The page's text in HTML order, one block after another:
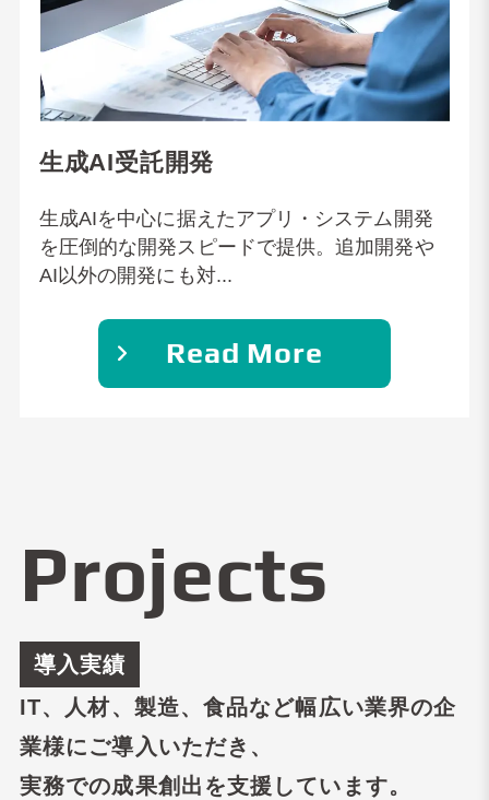
生成AI受託開発
生成AIを中心に据えたアプリ・システム開発
を圧倒的な開発スピードで提供。追加開発や
AI以外の開発にも対...
Read More
Projects
導入実績
IT、人材、製造、食品など幅広い業界の企
業様にご導入いただき、
実務での成果創出を支援しています。